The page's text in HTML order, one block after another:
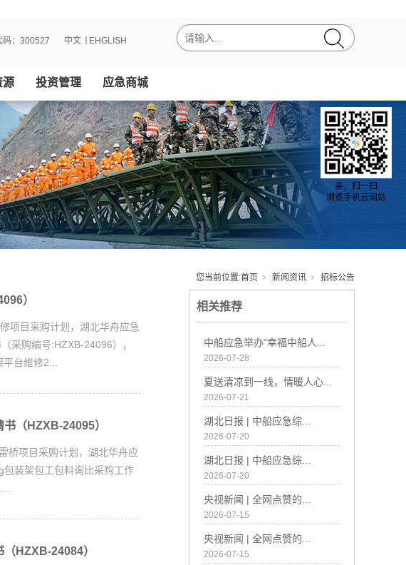
码：300527 EHGLISH
中文
源 投资管理 应急商城
您当前位置:首页 新闻资讯 招标公告
）
采购计划，湖北华舟应急
采购编号:HZXB-24096），
台维修2...
（HZXB-24095）
目采购计划，湖北华舟应
装架包工包料询比采购工作
HZXB-24084）
相关推荐
中船应急举办“幸福中船人...
2026-07-28
夏送清凉到一线，情暖人心...
2026-07-21
湖北日报 | 中船应急综...
2026-07-20
湖北日报 | 中船应急综...
2026-07-20
央视新闻 | 全网点赞的...
2026-07-15
央视新闻 | 全网点赞的...
2026-07-15
亲，扫一扫
浏览手机云网站